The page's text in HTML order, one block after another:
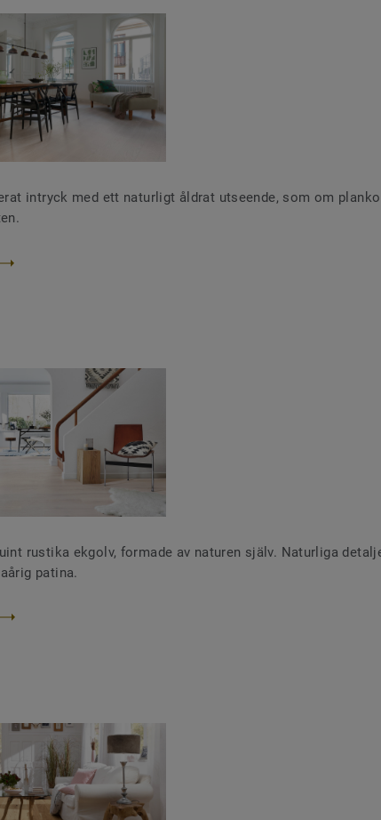
intryck med ett naturligt åldrat utseende, som om
rustika ekgolv, formade av naturen själv. Naturliga
patina.